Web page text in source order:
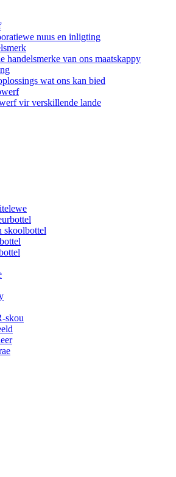
nuus en inligting
handelsmerke van ons maatskappy
wat ons kan bied
vir verskillende lande
skoolbottel
skou